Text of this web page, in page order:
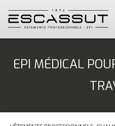
Santé, Bien-être
Cuisine, Hôtellerie, Restauration
EPI MÉDICAL